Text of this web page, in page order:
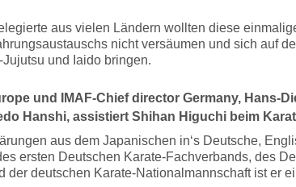
aus vielen Ländern wollten diese
nicht versäumen und sich auf
und Iaido bringen.
und IMAF-Chief director Germany, Hans-
Hanshi, assistiert Shihan Higuchi beim
aus dem Japanischen in‘s Deutsche,
ersten Deutschen Karate-Fachverbands, des
der deutschen Karate-Nationalmannschaft ist er